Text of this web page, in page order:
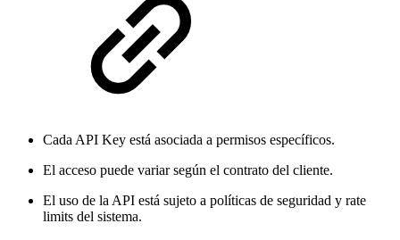
Cada API Key está asociada a permisos específicos.
El acceso puede variar según el contrato del cliente.
El uso de la API está sujeto a políticas de seguridad y rate
limits del sistema.